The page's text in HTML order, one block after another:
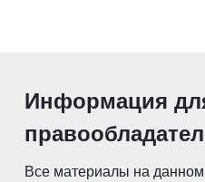
Информация
Все материалы на